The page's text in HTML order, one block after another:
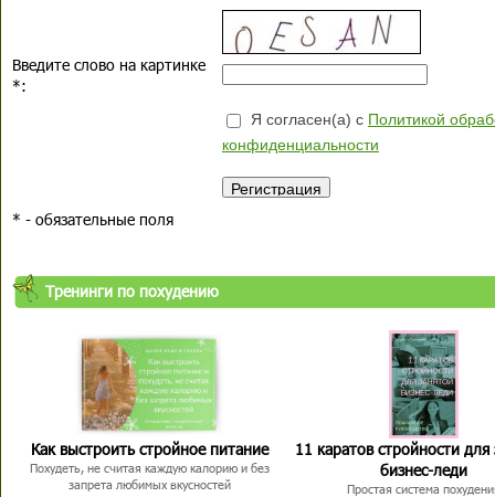
Введите слово на картинке
*:
Я согласен(а) с Политикой
конфиденциальности
* - обязательные поля
Тренинги по похудению
Как выстроить стройное питание
Похудеть, не считая каждую калорию и без
запрета любимых вкусностей
11 каратов стройности для
бизнес-леди
Простая система